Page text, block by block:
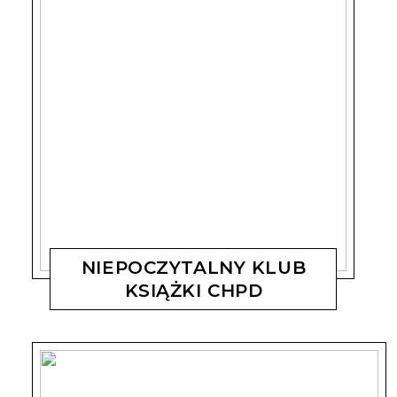
NIEPOCZYTALNY KLUB
KSIĄŻKI CHPD
MAGDALENA KOSTYSZYN 22 LIPCA, 2019